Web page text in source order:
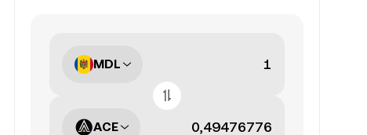
MDL
ACE